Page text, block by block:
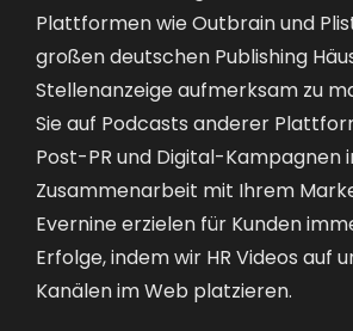
Plattformen wie Outbrain und
großen deutschen Publishing
Stellenanzeige aufmerksam zu
Sie auf Podcasts anderer
Post-PR und Digital-Kampagnen
Zusammenarbeit mit Ihrem
Evernine erzielen für Kunden
Erfolge, indem wir HR Videos auf
Kanälen im Web platzieren.